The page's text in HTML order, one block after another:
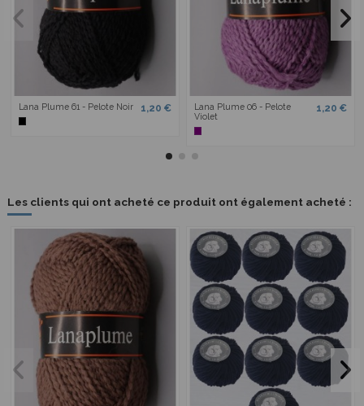
Lana Plume 61 - Pelote Noir 1,20 €
Lana Plume 06 - Pelote
Violet
1,20 €
Les clients qui ont acheté ce produit ont également acheté :